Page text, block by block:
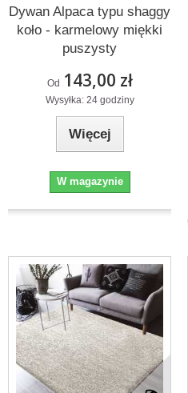
Dywan Alpaca typu shaggy
koło - karmelowy miękki
puszysty
Od 143,00 zł
Wysyłka: 24 godziny
Więcej
W magazynie